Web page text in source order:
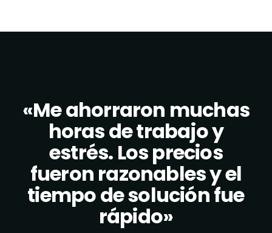
«Me ahorraron muchas
horas de trabajo y
estrés. Los precios
fueron razonables y el
tiempo de solución fue
rápido»